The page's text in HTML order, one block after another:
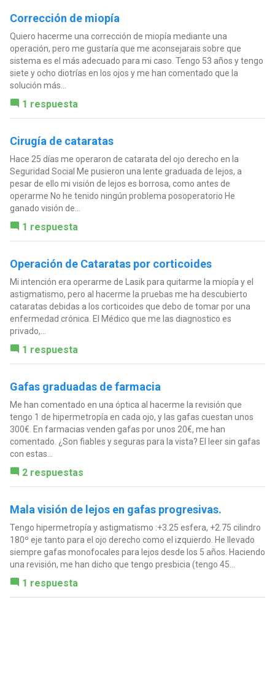
Corrección de miopía
Quiero hacerme una corrección de miopía mediante una
operación, pero me gustaría que me aconsejarais sobre que
sistema es el más adecuado para mi caso. Tengo 53 años y tengo
siete y ocho diotrías en los ojos y me han comentado que la
solución más...
1 respuesta
Cirugía de cataratas
Hace 25 días me operaron de catarata del ojo derecho en la
Seguridad Social Me pusieron una lente graduada de lejos, a
pesar de ello mi visión de lejos es borrosa, como antes de
operarme No he tenido ningún problema posoperatorio He
ganado visión de...
1 respuesta
Operación de Cataratas por corticoides
Mi intención era operarme de Lasik para quitarme la miopía y el
astigmatismo, pero al hacerme la pruebas me ha descubierto
cataratas debidas a los corticoides que debo de tomar por una
enfermedad crónica. El Médico que me las diagnostico es
privado,...
1 respuesta
Gafas graduadas de farmacia
Me han comentado en una óptica al hacerme la revisión que
tengo 1 de hipermetropía en cada ojo, y las gafas cuestan unos
300€. En farmacias venden gafas por unos 20€, me han
comentado. ¿Son fiables y seguras para la vista? El leer sin gafas
con estas...
2 respuestas
Mala visión de lejos en gafas progresivas.
Tengo hipermetropía y astigmatismo :+3.25 esfera, +2.75 cilindro
180º eje tanto para el ojo derecho como el izquierdo. He llevado
siempre gafas monofocales para lejos desde los 5 años. Haciendo
una revisión, me han dicho que tengo presbicia (tengo 45...
1 respuesta